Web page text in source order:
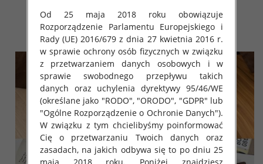
6.00 zł
szczegóły
6.00 zł
szczegóły
Od 25 maja 2018 roku obowiązuje
Rozporządzenie Parlamentu Europejskiego i
Rady (UE) 2016/679 z dnia 27 kwietnia 2016 r.
w sprawie ochrony osób fizycznych w związku
z przetwarzaniem danych osobowych i w
sprawie swobodnego przepływu takich
danych oraz uchylenia dyrektywy 95/46/WE
(określane jako "RODO", "ORODO", "GDPR" lub
"Ogólne Rozporządzenie o Ochronie Danych").
W związku z tym chcielibyśmy poinformować
Cię o przetwarzaniu Twoich danych oraz
zasadach, na jakich odbywa się to po dniu 25
maja 2018 roku. Poniżej znajdziesz